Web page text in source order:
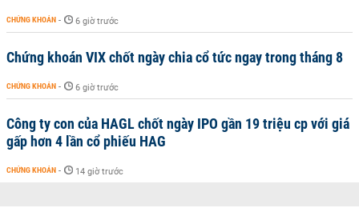
CHỨNG KHOÁN - 6 giờ trước
Chứng khoán VIX chốt ngày chia cổ tức ngay trong tháng 8
CHỨNG KHOÁN - 6 giờ trước
Công ty con của HAGL chốt ngày IPO gần 19 triệu cp với giá
gấp hơn 4 lần cổ phiếu HAG
CHỨNG KHOÁN - 14 giờ trước